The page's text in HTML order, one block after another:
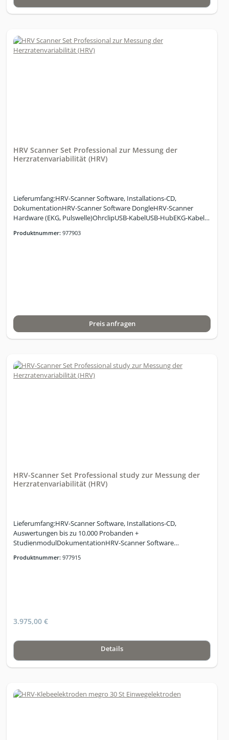
Kurzzeitmessung in Ruhe über 5 Minuten, einem ein-minütigen
RSA Atemtest oder einer 24 stündigen Langzeitmessung, dem
zuverlässige und erprobte HRV Hardware und kann via
Bluetooth Belt (Faros 180) oder Klebeelektroden mit dem
Windows PC verbunden werden.Bei der IHHT Steuerung, (inkl.
HRV Scanner Set Professional zur Messung der
Herzratenvariabilität (HRV)
Lieferumfang:HRV-Scanner Software, Installations-CD,
DokumentationHRV-Scanner Software DongleHRV-Scanner
Hardware (EKG, Pulswelle)OhrclipUSB-KabelUSB-HubEKG-Kabel 4
Klammerelektroden für Erwachsene30 Stck.
Produktnummer: 977903
Preis anfragen
HRV-Scanner Set Professional study zur Messung der
Herzratenvariabilität (HRV)
Lieferumfang:HRV-Scanner Software, Installations-CD,
Auswertungen bis zu 10.000 Probanden +
StudienmodulDokumentationHRV-Scanner Software
KabelUSB-HubEKG-Kabel 4 mm Stecker1 Paar Adapter 4 mm auf
Produktnummer: 977915
3.975,00 €
Details